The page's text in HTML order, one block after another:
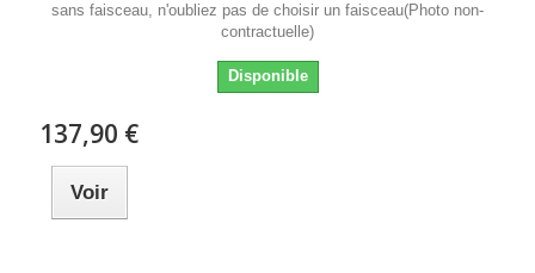
sans faisceau, n'oubliez pas de choisir un faisceau(Photo non-
contractuelle)
Disponible
137,90 €
Voir